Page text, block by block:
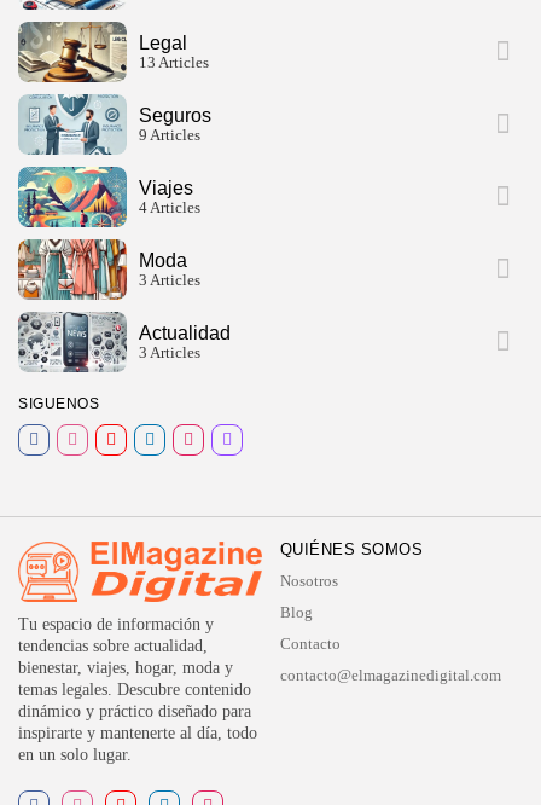
Legal
13 Articles
Seguros
9 Articles
Viajes
4 Articles
Moda
3 Articles
Actualidad
3 Articles
SIGUENOS
Tu espacio de información y
tendencias sobre actualidad,
bienestar, viajes, hogar, moda y
temas legales. Descubre contenido
dinámico y práctico diseñado para
inspirarte y mantenerte al día, todo
en un solo lugar.
QUIÉNES SOMOS
Nosotros
Blog
Contacto
contacto@elmagazinedigital.com